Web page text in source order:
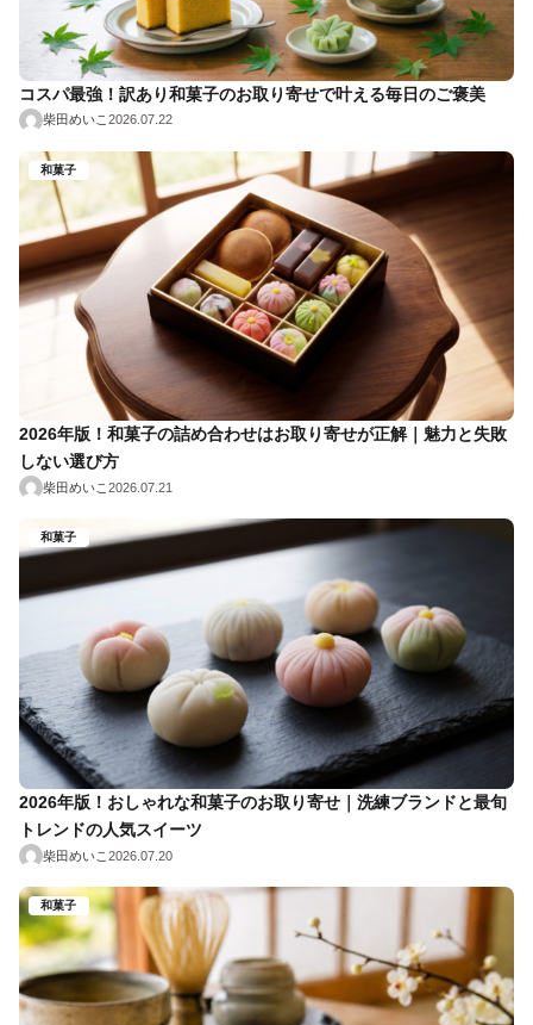
コスパ最強！訳あり和菓子のお取り寄せで叶える毎日のご褒美
柴田めいこ 2026.07.22
和菓子
2026年版！和菓子の詰め合わせはお取り寄せが正解｜魅力と失敗
しない選び方
柴田めいこ 2026.07.21
和菓子
2026年版！おしゃれな和菓子のお取り寄せ｜洗練ブランドと最旬
トレンドの人気スイーツ
柴田めいこ 2026.07.20
和菓子